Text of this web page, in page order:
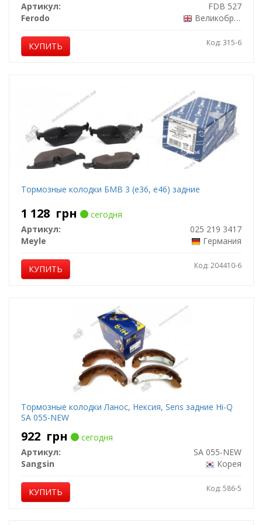
Артикул:
FDB 527
Ferodo
Великобритания
КУПИТЬ Код: 315-6
Тормозные колодки БМВ 3 (е36, е46) задние
1 128 грн
сегодня
Артикул:
025 219 3417
Meyle
Германия
КУПИТЬ Код: 204410-6
Тормозные колодки Ланос, Нексия, Sens задние Hi-Q
SA 055-NEW
922 грн
сегодня
Артикул:
SA 055-NEW
Sangsin
Корея
КУПИТЬ Код: 586-5